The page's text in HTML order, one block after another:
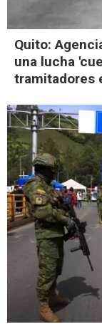
Quito:
una lucha
tramitadores